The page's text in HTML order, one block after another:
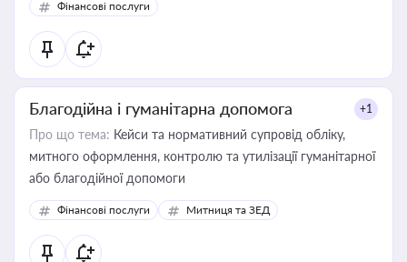
Фінансові послуги
Благодійна і гуманітарна допомога +1
Про що тема: Кейси та нормативний супровід обліку,
митного оформлення, контролю та утилізації гуманітарної
або благодійної допомоги
Фінансові послуги Митниця та ЗЕД